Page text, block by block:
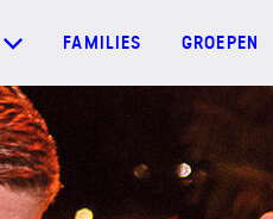
FAMILIES GROEPEN